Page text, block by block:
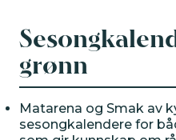
Nyheter
grønn
Matarena og Smak av
sesongkalendere for